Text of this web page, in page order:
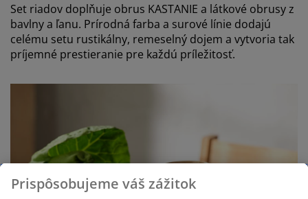
Set riadov doplňuje obrus KASTANIE a látkové obrusy z
bavlny a ľanu. Prírodná farba a surové línie dodajú
celému setu rustikálny, remeselný dojem a vytvoria tak
príjemné prestieranie pre každú príležitosť.
Prispôsobujeme váš zážitok